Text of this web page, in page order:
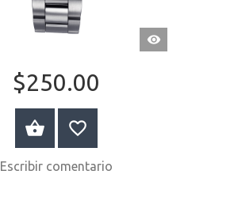
VISTA
RÁPIDA
$250.00
COMPRAR AHORA
Escribir comentario